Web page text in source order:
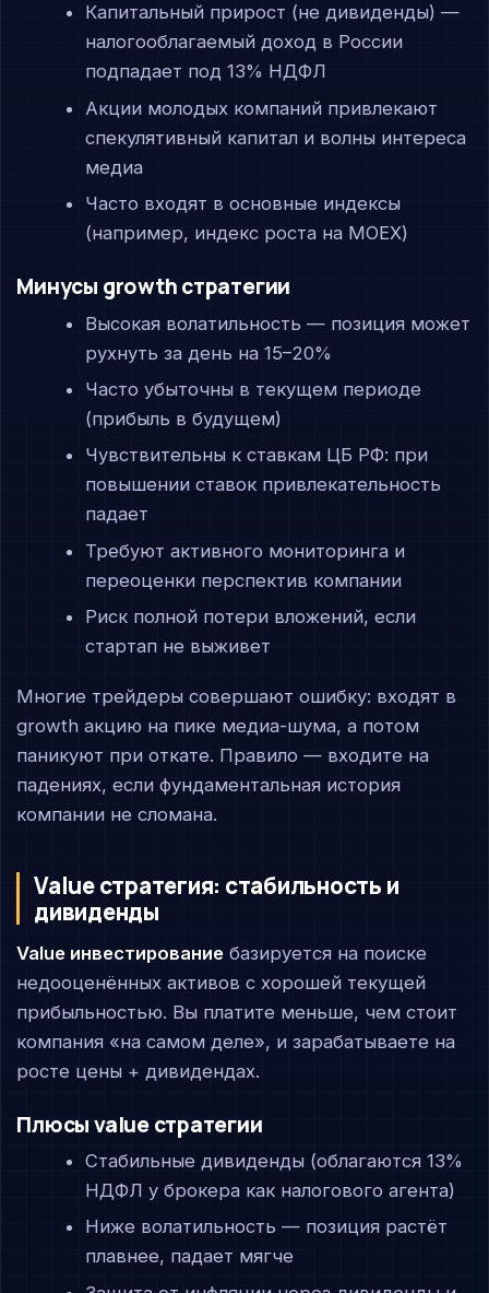
Капитальный прирост (не дивиденды) —
налогооблагаемый доход в России
подпадает под 13% НДФЛ
Акции молодых компаний привлекают
спекулятивный капитал и волны интереса
медиа
Часто входят в основные индексы
(например, индекс роста на MOEX)
Минусы growth стратегии
Высокая волатильность — позиция может
рухнуть за день на 15–20%
Часто убыточны в текущем периоде
(прибыль в будущем)
Чувствительны к ставкам ЦБ РФ: при
повышении ставок привлекательность
падает
Требуют активного мониторинга и
переоценки перспектив компании
Риск полной потери вложений, если
стартап не выживет
Многие трейдеры совершают ошибку: входят в
growth акцию на пике медиа-шума, а потом
паникуют при откате. Правило — входите на
падениях, если фундаментальная история
компании не сломана.
Value стратегия: стабильность и
дивиденды
Value инвестирование базируется на поиске
недооценённых активов с хорошей текущей
прибыльностью. Вы платите меньше, чем стоит
компания «на самом деле», и зарабатываете на
росте цены + дивидендах.
Плюсы value стратегии
Стабильные дивиденды (облагаются 13%
НДФЛ у брокера как налогового агента)
Ниже волатильность — позиция растёт
плавнее, падает мягче